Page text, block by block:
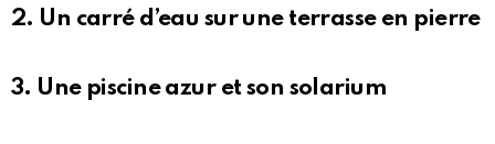
2. Un carré d’eau sur une terrasse en pierre
3. Une piscine azur et son solarium